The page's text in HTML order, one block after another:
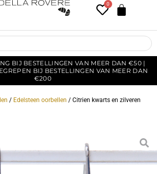
0
BIJ BESTELLINGEN VAN MEER DAN €50 |
BIJ BESTELLINGEN VAN MEER DAN
€200
/ Edelsteen oorbellen / Citrien kwarts en zilveren